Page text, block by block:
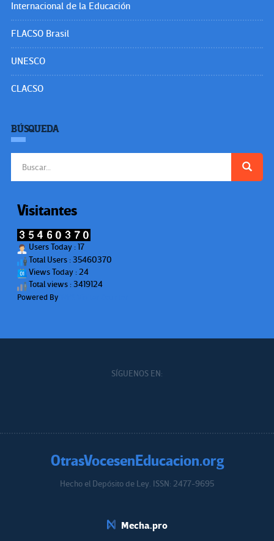
Internacional de la Educación
FLACSO Brasil
UNESCO
CLACSO
BÚSQUEDA
Visitantes
Users Today : 17
Total Users : 35460370
Views Today : 24
Total views : 3419124
Powered By
SÍGUENOS EN:
OtrasVocesenEducacion.org
Hecho el Depósito de Ley. ISSN: 2477-9695
Mecha.pro